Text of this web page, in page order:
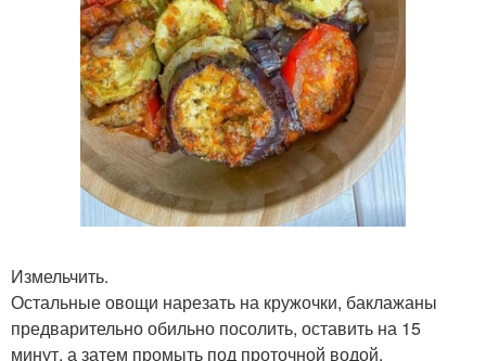
Измельчить.
Остальные овощи нарезать на кружочки, баклажаны
предварительно обильно посолить, оставить на 15
минут, а затем промыть под проточной водой.